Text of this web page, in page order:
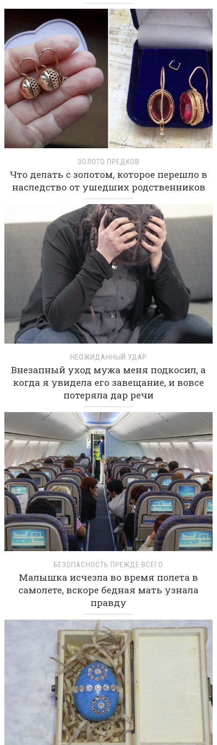
ЗОЛОТО ПРЕДКОВ
Что делать с золотом, которое перешло в
наследство от ушедших родственников
НЕОЖИДАННЫЙ УДАР
Внезапный уход мужа меня подкосил, а
когда я увидела его завещание, и вовсе
потеряла дар речи
БЕЗОПАСНОСТЬ ПРЕЖДЕ ВСЕГО
Малышка исчезла во время полета в
самолете, вскоре бедная мать узнала
правду